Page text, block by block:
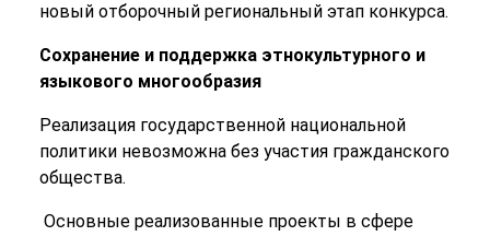
новый отборочный региональный этап конкурса.
Сохранение и поддержка этнокультурного и
языкового многообразия
Реализация государственной национальной
политики невозможна без участия гражданского
общества.
Основные реализованные проекты в сфере